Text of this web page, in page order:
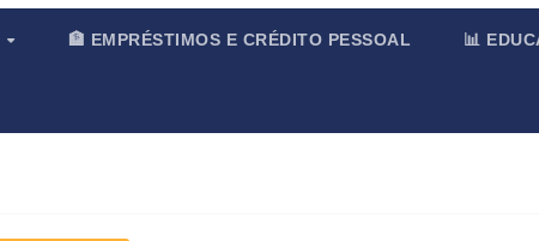
🏦 EMPRÉSTIMOS E CRÉDITO PESSOAL 📊